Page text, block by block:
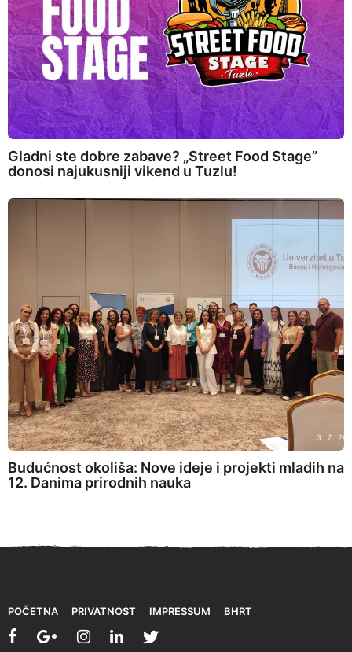
Gladni ste dobre zabave? „Street Food Stage”
donosi najukusniji vikend u Tuzlu!
Budućnost okoliša: Nove ideje i projekti mladih na
12. Danima prirodnih nauka
POČETNA PRIVATNOST IMPRESSUM BHRT